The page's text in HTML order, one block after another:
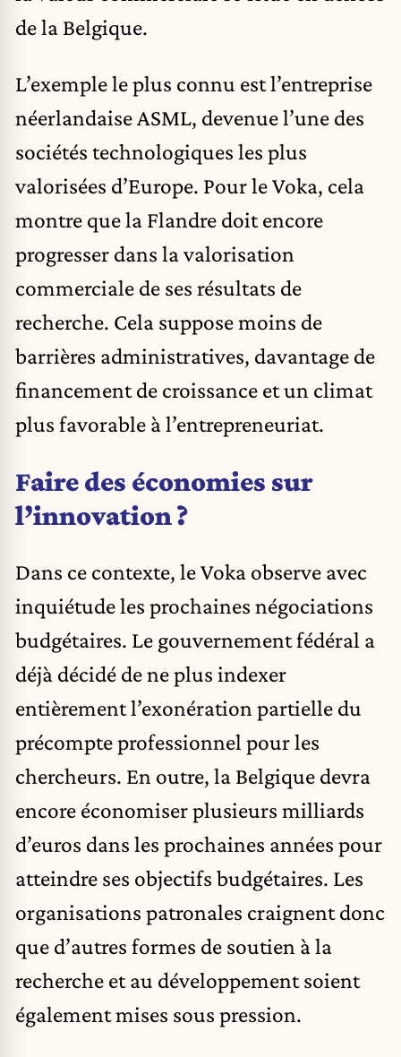
de la Belgique.
L’exemple le plus connu est l’entreprise
néerlandaise ASML, devenue l’une des
sociétés technologiques les plus
valorisées d’Europe. Pour le Voka, cela
montre que la Flandre doit encore
progresser dans la valorisation
commerciale de ses résultats de
recherche. Cela suppose moins de
barrières administratives, davantage de
financement de croissance et un climat
plus favorable à l’entrepreneuriat.
Faire des économies sur
l’innovation ?
Dans ce contexte, le Voka observe avec
inquiétude les prochaines négociations
budgétaires. Le gouvernement fédéral a
déjà décidé de ne plus indexer
entièrement l’exonération partielle du
précompte professionnel pour les
chercheurs. En outre, la Belgique devra
encore économiser plusieurs milliards
d’euros dans les prochaines années pour
atteindre ses objectifs budgétaires. Les
organisations patronales craignent donc
que d’autres formes de soutien à la
recherche et au développement soient
également mises sous pression.